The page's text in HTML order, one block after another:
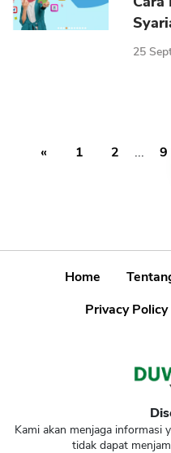
25
« 1 2 ... 9
Home
Privacy Policy
Kami akan menjaga informasi
tidak dapat